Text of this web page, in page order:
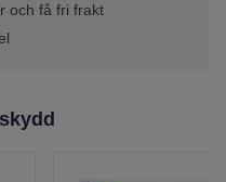
och få fri frakt